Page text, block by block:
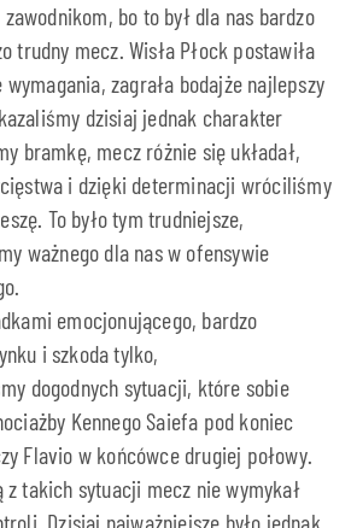
bo to był dla nas bardzo
trudny mecz. Wisła Płock postawiła
zagrała bodajże najlepszy
dzisiaj jednak charakter
bramkę, mecz różnie się układał,
i dzięki determinacji wróciliśmy
To było tym trudniejsze,
ważnego dla nas w ofensywie
emocjonującego, bardzo
i szkoda tylko,
dogodnych sytuacji, które sobie
Kennego Saiefa pod koniec
Flavio w końcówce drugiej połowy.
z takich sytuacji mecz nie wymykał